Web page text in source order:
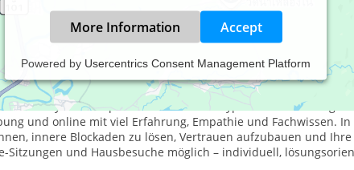
More Information Accept
Powered by Usercentrics Consent Management Platform
Psychotherapie & Hypnose in Duisburg und Dinslaken
bei Ängsten, Trennung, Selbstwertproblemen oder
für Psychotherapie und zertifizierte Hypnose-Coachin
und online mit viel Erfahrung, Empathie und Fachwissen.
innere Blockaden zu lösen, Vertrauen aufzubauen und
Sitzungen und Hausbesuche möglich – individuell,